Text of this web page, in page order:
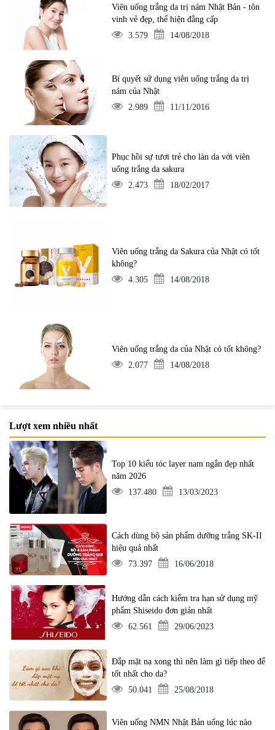
Viên uống trắng da trị nám Nhật Bản - tôn
vinh vẻ đẹp, thể hiện đẳng cấp
3.579
14/08/2018
Bí quyết sử dụng viên uống trắng da trị
nám của Nhật
2.989
11/11/2016
Phục hồi sự tươi trẻ cho làn da với viên
uống trắng da sakura
2.473
18/02/2017
Viên uống trắng da Sakura của Nhật có tốt
không?
4.305
14/08/2018
Viên uống trắng da của Nhật có tốt không?
2.077
14/08/2018
Lượt xem nhiều nhất
Top 10 kiểu tóc layer nam ngắn đẹp nhất
năm 2026
137.480
13/03/2023
Cách dùng bộ sản phẩm dưỡng trắng SK-II
hiệu quả nhất
73.397
16/06/2018
Hướng dẫn cách kiểm tra hạn sử dụng mỹ
phẩm Shiseido đơn giản nhất
62.561
29/06/2023
Đắp mặt nạ xong thì nên làm gì tiếp theo để
tốt nhất cho da?
50.041
25/08/2018
Viên uống NMN Nhật Bản uống lúc nào